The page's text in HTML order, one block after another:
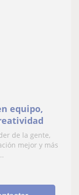
equipo,
de la gente,
mejor y más